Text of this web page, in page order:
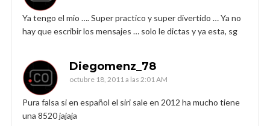
Ya tengo el mio …. Super practico y super divertido … Ya no
hay que escribir los mensajes … solo le dictas y ya esta, sg
Diegomenz_78
octubre 18, 2011 a las 2:01 AM
Pura falsa si en español el siri sale en 2012 ha mucho tiene
una 8520 jajaja